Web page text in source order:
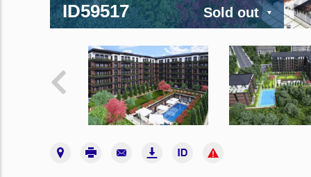
ID59517 Sold out